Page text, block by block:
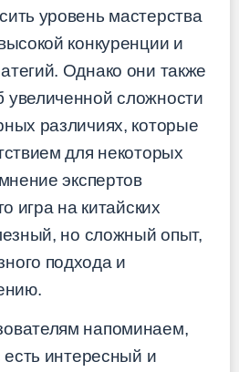
уровень мастерства
конкуренции и
Однако они также
увеличенной сложности
различиях, которые
для некоторых
экспертов
игра на китайских
но сложный опыт,
подхода и
напоминаем,
есть интересный и